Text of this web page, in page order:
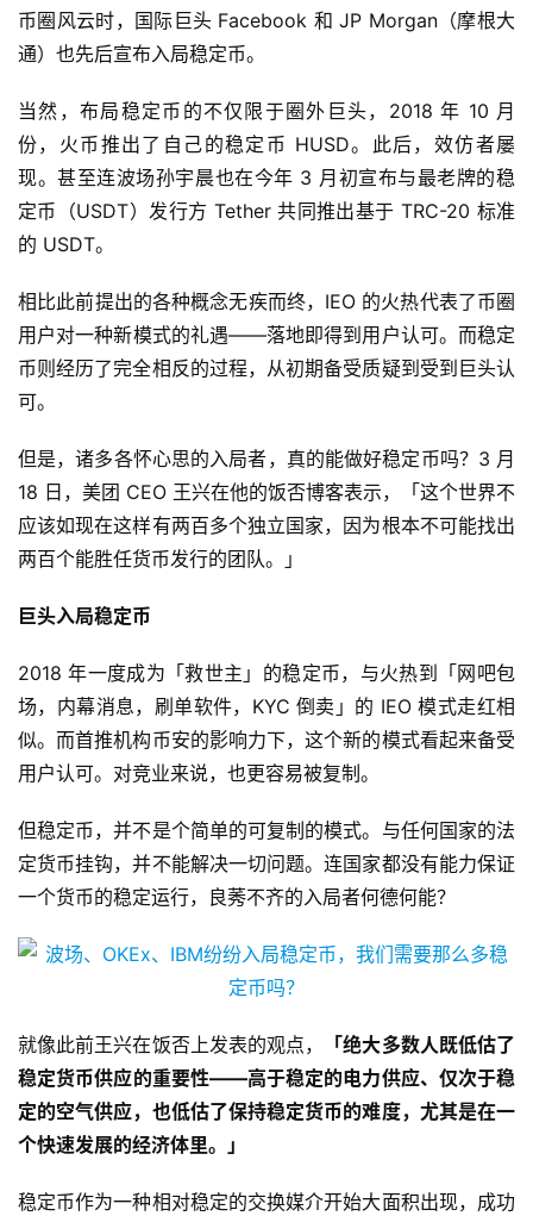
币圈风云时，国际巨头 Facebook 和 JP Morgan（摩根大
通）也先后宣布入局稳定币。
当然，布局稳定币的不仅限于圈外巨头，2018 年 10 月
份，火币推出了自己的稳定币 HUSD。此后，效仿者屡
现。甚至连波场孙宇晨也在今年 3 月初宣布与最老牌的稳
定币（USDT）发行方 Tether 共同推出基于 TRC-20 标准
的 USDT。
相比此前提出的各种概念无疾而终，IEO 的火热代表了币圈
用户对一种新模式的礼遇——落地即得到用户认可。而稳定
币则经历了完全相反的过程，从初期备受质疑到受到巨头认
可。
但是，诸多各怀心思的入局者，真的能做好稳定币吗？3 月
18 日，美团 CEO 王兴在他的饭否博客表示，「这个世界不
应该如现在这样有两百多个独立国家，因为根本不可能找出
两百个能胜任货币发行的团队。」
巨头入局稳定币
2018 年一度成为「救世主」的稳定币，与火热到「网吧包
场，内幕消息，刷单软件，KYC 倒卖」的 IEO 模式走红相
似。而首推机构币安的影响力下，这个新的模式看起来备受
用户认可。对竞业来说，也更容易被复制。
但稳定币，并不是个简单的可复制的模式。与任何国家的法
定货币挂钩，并不能解决一切问题。连国家都没有能力保证
一个货币的稳定运行，良莠不齐的入局者何德何能？
就像此前王兴在饭否上发表的观点，
「绝大多数人既低估了
稳定货币供应的重要性——高于稳定的电力供应、仅次于稳
定的空气供应，也低估了保持稳定货币的难度，尤其是在一
个快速发展的经济体里。」
稳定币作为一种相对稳定的交换媒介开始大面积出现，成功